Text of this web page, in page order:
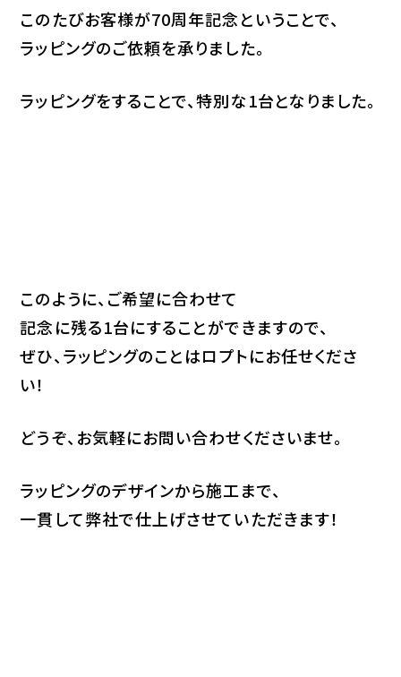
このたびお客様が70周年記念ということで、
ラッピングのご依頼を承りました。
ラッピングをすることで、特別な1台となりました。
このように、ご希望に合わせて
記念に残る1台にすることができますので、
ぜひ、ラッピングのことはロプトにお任せくださ
い！
どうぞ、お気軽にお問い合わせくださいませ。
ラッピングのデザインから施工まで、
一貫して弊社で仕上げさせていただきます！